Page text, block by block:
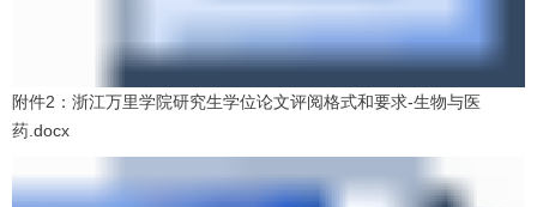
附件2：浙江万里学院研究生学位论文评阅格式和要求-生物与医
药.docx